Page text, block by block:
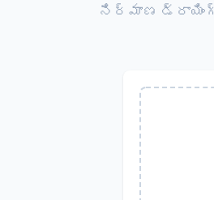
నిర్మాణ